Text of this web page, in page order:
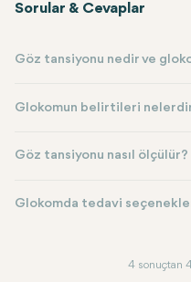
Sorular & Cevaplar
Göz tansiyonu nedir ve
Glokomun belirtileri
Göz tansiyonu nasıl ölçülür?
Glokomda tedavi
4 sonuçtan